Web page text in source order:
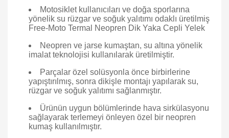
Motosiklet kullanıcıları ve doğa sporlarına
yönelik su rüzgar ve soğuk yalıtımı odaklı üretilmiş
Free-Moto Termal Neopren Dik Yaka Cepli Yelek
Neopren ve jarse kumaştan, su altına yönelik
imalat teknolojisi kullanılarak üretilmiştir.
Parçalar özel solüsyonla önce birbirlerine
yapıştırılmış, sonra dikişle montajı yapılarak su,
rüzgar ve soğuk yalıtımı sağlanmıştır.
Ürünün uygun bölümlerinde hava sirkülasyonu
sağlayarak terlemeyi önleyen özel bir neopren
kumaş kullanılmıştır.